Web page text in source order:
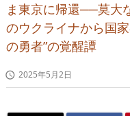
ま東京に帰還──莫大
のウクライナから国
の勇者”の覚醒譚
 2025年5月2日